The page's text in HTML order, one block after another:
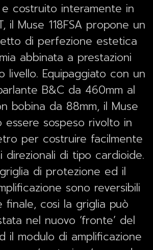
costruito interamente in
il Muse 118FSA propone un
di perfezione estetica
abbinata a prestazioni
livello. Equipaggiato con un
B&C da 460mm al
bobina da 88mm, il Muse
essere sospeso rivolto in
per costruire facilmente
direzionali di tipo cardioide.
di protezione ed il
sono reversibili
finale, cosi la griglia può
nel nuovo ‘fronte’ del
il modulo di amplificazione